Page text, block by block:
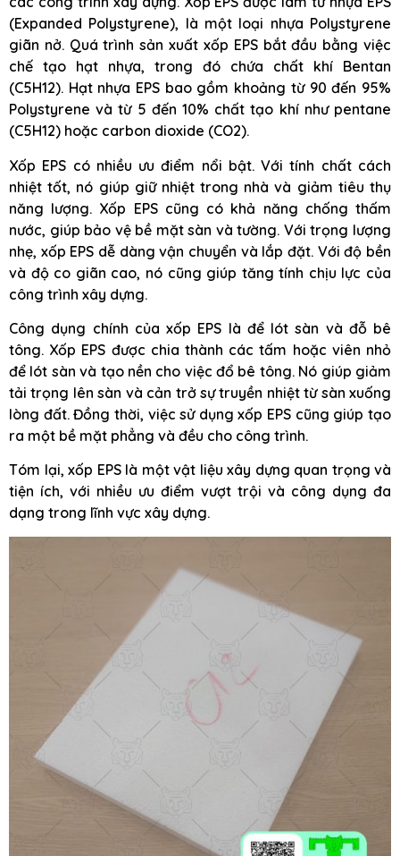
(Expanded Polystyrene), là một loại nhựa Polystyrene
giãn nở. Quá trình sản xuất xốp EPS bắt đầu bằng việc
chế tạo hạt nhựa, trong đó chứa chất khí Bentan
(C5H12). Hạt nhựa EPS bao gồm khoảng từ 90 đến 95%
Polystyrene và từ 5 đến 10% chất tạo khí như pentane
(C5H12) hoặc carbon dioxide (CO2).
Xốp EPS có nhiều ưu điểm nổi bật. Với tính chất cách
nhiệt tốt, nó giúp giữ nhiệt trong nhà và giảm tiêu thụ
năng lượng. Xốp EPS cũng có khả năng chống thấm
nước, giúp bảo vệ bề mặt sàn và tường. Với trọng lượng
nhẹ, xốp EPS dễ dàng vận chuyển và lắp đặt. Với độ bền
và độ co giãn cao, nó cũng giúp tăng tính chịu lực của
công trình xây dựng.
Công dụng chính của xốp EPS là để lót sàn và đỗ bê
tông. Xốp EPS được chia thành các tấm hoặc viên nhỏ
để lót sàn và tạo nền cho việc đổ bê tông. Nó giúp giảm
tải trọng lên sàn và cản trở sự truyền nhiệt từ sàn xuống
lòng đất. Đồng thời, việc sử dụng xốp EPS cũng giúp tạo
ra một bề mặt phẳng và đều cho công trình.
Tóm lại, xốp EPS là một vật liệu xây dựng quan trọng và
tiện ích, với nhiều ưu điểm vượt trội và công dụng đa
dạng trong lĩnh vực xây dựng.